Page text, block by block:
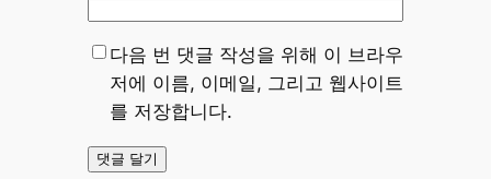
다음 번 댓글 작성을 위해 이 브라우
저에 이름, 이메일, 그리고 웹사이트
를 저장합니다.